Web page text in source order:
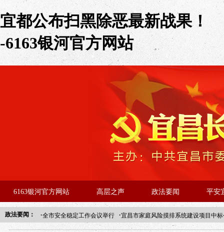
宜都公布扫黑除恶最新战果！
-6163银河官方网站
6163银河官方网站 高层之声 政法要闻 平安
政法要闻： ·全市安全稳定工作会议举行 ·宜昌市家庭风险摸排系统建设项目中